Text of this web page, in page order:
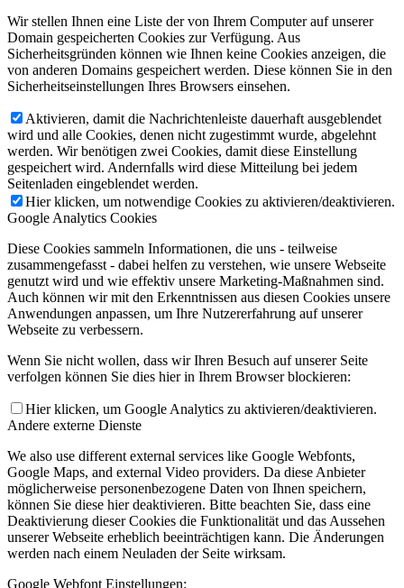
Wir stellen Ihnen eine Liste der von Ihrem Computer auf unserer
Domain gespeicherten Cookies zur Verfügung. Aus
Sicherheitsgründen können wie Ihnen keine Cookies anzeigen, die
von anderen Domains gespeichert werden. Diese können Sie in den
Sicherheitseinstellungen Ihres Browsers einsehen.
Aktivieren, damit die Nachrichtenleiste dauerhaft ausgeblendet
wird und alle Cookies, denen nicht zugestimmt wurde, abgelehnt
werden. Wir benötigen zwei Cookies, damit diese Einstellung
gespeichert wird. Andernfalls wird diese Mitteilung bei jedem
Seitenladen eingeblendet werden.
Hier klicken, um notwendige Cookies zu aktivieren/deaktivieren.
Google Analytics Cookies
Diese Cookies sammeln Informationen, die uns - teilweise
zusammengefasst - dabei helfen zu verstehen, wie unsere Webseite
genutzt wird und wie effektiv unsere Marketing-Maßnahmen sind.
Auch können wir mit den Erkenntnissen aus diesen Cookies unsere
Anwendungen anpassen, um Ihre Nutzererfahrung auf unserer
Webseite zu verbessern.
Wenn Sie nicht wollen, dass wir Ihren Besuch auf unserer Seite
verfolgen können Sie dies hier in Ihrem Browser blockieren:
Hier klicken, um Google Analytics zu aktivieren/deaktivieren.
Andere externe Dienste
We also use different external services like Google Webfonts,
Google Maps, and external Video providers. Da diese Anbieter
möglicherweise personenbezogene Daten von Ihnen speichern,
können Sie diese hier deaktivieren. Bitte beachten Sie, dass eine
Deaktivierung dieser Cookies die Funktionalität und das Aussehen
unserer Webseite erheblich beeinträchtigen kann. Die Änderungen
werden nach einem Neuladen der Seite wirksam.
Google Webfont Einstellungen: